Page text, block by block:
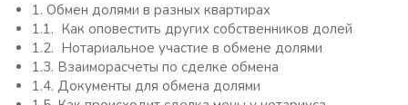
1. Обмен долями в разных квартирах
1.1. Как оповестить других собственников долей
1.2. Нотариальное участие в обмене долями
1.3. Взаиморасчеты по сделке обмена
1.4. Документы для обмена долями